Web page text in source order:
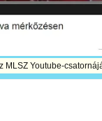
MLSZ Youtube-